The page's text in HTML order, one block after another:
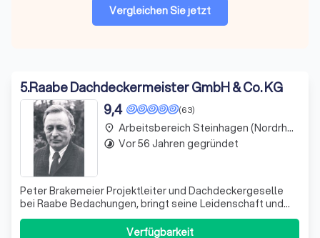
Vergleichen Sie jetzt
5.Raabe Dachdeckermeister GmbH & Co. KG
(63)
9,4
Peter Brakemeier Projektleiter und Dachdeckergeselle
bei Raabe Bedachungen, bringt seine Leidenschaft und
Expertise in jedes Projekt ein. Mit jahrelanger Erfahrung
und einem starken Team, das sich durch seine Fähigkeit
Verfügbarkeit
place Arbeitsbereich Steinhagen (Nordrhein-Westfalen)
timelapse Vor 56 Jahren gegründet